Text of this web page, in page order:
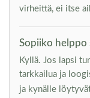
virheittä, ei itse
Sopiiko helppo
Kyllä. Jos lapsi
tarkkailua ja
ja kynälle